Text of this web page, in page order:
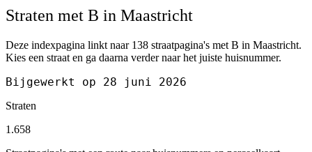
Straten met B in Maastricht
Deze indexpagina linkt naar 138 straatpagina's met B in Maastricht.
Kies een straat en ga daarna verder naar het juiste huisnummer.
Bijgewerkt op 28 juni 2026
Straten
1.658